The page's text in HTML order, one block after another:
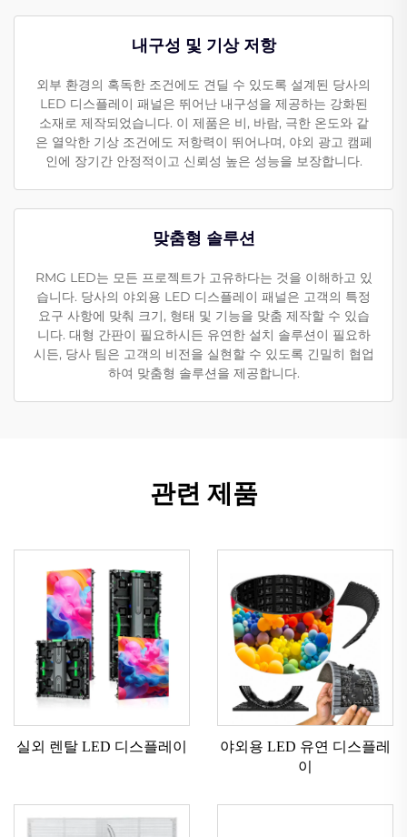
내구성 및 기상 저항
외부 환경의 혹독한 조건에도 견딜 수 있도록 설계된 당사의
LED 디스플레이 패널은 뛰어난 내구성을 제공하는 강화된
소재로 제작되었습니다. 이 제품은 비, 바람, 극한 온도와 같
은 열악한 기상 조건에도 저항력이 뛰어나며, 야외 광고 캠페
인에 장기간 안정적이고 신뢰성 높은 성능을 보장합니다.
맞춤형 솔루션
RMG LED는 모든 프로젝트가 고유하다는 것을 이해하고 있
습니다. 당사의 야외용 LED 디스플레이 패널은 고객의 특정
요구 사항에 맞춰 크기, 형태 및 기능을 맞춤 제작할 수 있습
니다. 대형 간판이 필요하시든 유연한 설치 솔루션이 필요하
시든, 당사 팀은 고객의 비전을 실현할 수 있도록 긴밀히 협업
하여 맞춤형 솔루션을 제공합니다.
관련 제품
실외 렌탈 LED 디스플레이
야외용 LED 유연 디스플레
이